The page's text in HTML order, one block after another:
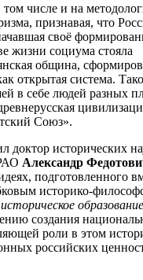
числе и на
признавая, что
своё
жизни социума стояла
община,
открытая система.
в себе людей разных
Союз».
доктор исторических
Александр
подготовленного
историко-
образование
создания
роли в этом
российских